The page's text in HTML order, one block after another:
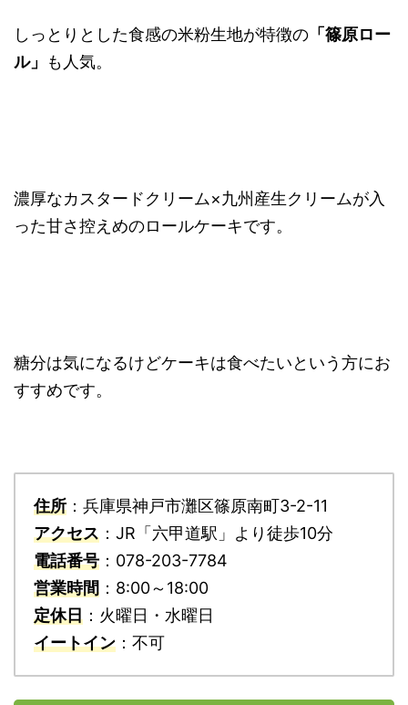
しっとりとした食感の米粉生地が特徴の 「篠原ロー
ル」
も人気。
濃厚なカスタードクリーム×九州産生クリームが入
った甘さ控えめのロールケーキです。
糖分は気になるけどケーキは食べたいという方にお
すすめです。
住所 ：兵庫県神戸市灘区篠原南町3-2-11
アクセス ：JR「六甲道駅」より徒歩10分
電話番号 ：078-203-7784
営業時間 ：8:00～18:00
定休日 ：火曜日・水曜日
イートイン ：不可